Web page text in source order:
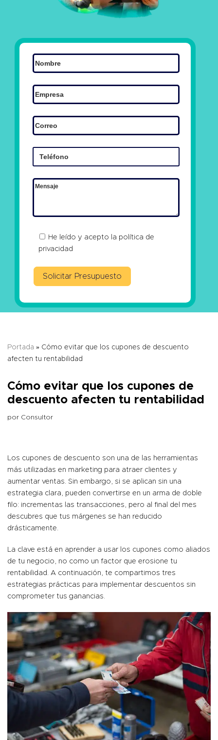
He leído y acepto la política de
privacidad
Portada » Cómo evitar que los cupones de descuento
afecten tu rentabilidad
Cómo evitar que los cupones de
descuento afecten tu rentabilidad
por Consultor
Los cupones de descuento son una de las herramientas
más utilizadas en marketing para atraer clientes y
aumentar ventas. Sin embargo, si se aplican sin una
estrategia clara, pueden convertirse en un arma de doble
filo: incrementas las transacciones, pero al final del mes
descubres que tus márgenes se han reducido
drásticamente.
La clave está en aprender a usar los cupones como aliados
de tu negocio , no como un factor que erosione tu
rentabilidad. A continuación, te compartimos tres
estrategias prácticas para implementar descuentos sin
comprometer tus ganancias.